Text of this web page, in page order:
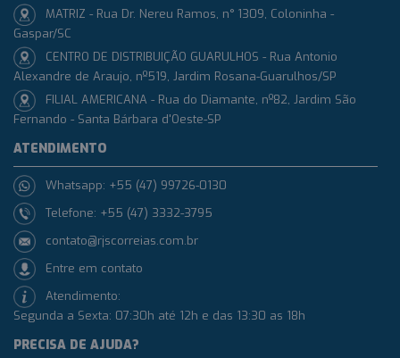
MATRIZ - Rua Dr. Nereu Ramos, n° 1309, Coloninha -
Gaspar/SC
CENTRO DE DISTRIBUIÇÃO GUARULHOS - Rua Antonio
Alexandre de Araujo, nº519, Jardim Rosana-Guarulhos/SP
FILIAL AMERICANA - Rua do Diamante, nº82, Jardim São
Fernando - Santa Bárbara d'Oeste-SP
ATENDIMENTO
Whatsapp: +55 (47) 99726-0130
Telefone: +55 (47) 3332-3795
contato@rjscorreias.com.br
Entre em contato
Atendimento:
Segunda a Sexta: 07:30h até 12h e das 13:30 as 18h
PRECISA DE AJUDA?